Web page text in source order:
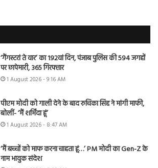
‘गैंगस्टरां ते वार’ का 192वां दिन, पंजाब पुलिस की 594 जगहों
पर छापेमारी, 365 गिरफ्तार
1 August 2026 - 9:16 AM
पीएम मोदी को गाली देने के बाद रुचिका सिंह ने मांगी माफी,
बोलीं- ‘मैं शर्मिंदा हूं’
1 August 2026 - 8:47 AM
‘मैं बच्चों को माफ करना चाहता हूं…’ PM मोदी का Gen-Z के
नाम भावुक संदेश